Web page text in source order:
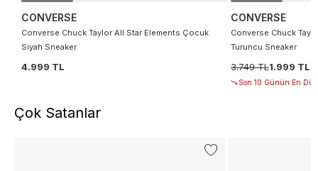
CONVERSE
Converse Chuck Taylor All Star Elements Çocuk
Siyah Sneaker
4.999 TL
CONVERSE
Converse Chuck
Turuncu Sneaker
3.749 TL1.999 TL
Son 10 Günün En
Çok Satanlar